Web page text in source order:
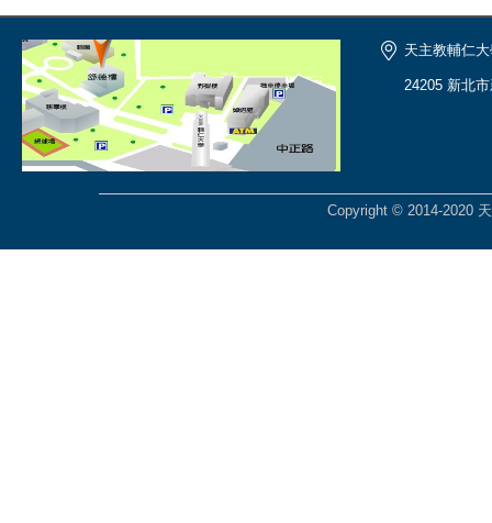
天主教輔仁
24205 新北
Copyright © 2014-2020